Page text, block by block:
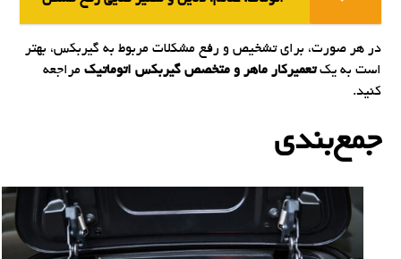
در هر صورت، برای تشخیص و رفع مشکلات مربوط به گیربکس، بهتر
است به یکتعمیرکار ماهر و متخصص گیربکس اتوماتیک مراجعه
کنید.
جمع‌بندی